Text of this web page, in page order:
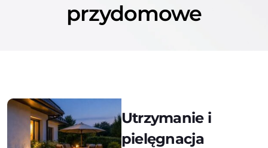
przydomowe
Utrzymanie i
pielęgnacja